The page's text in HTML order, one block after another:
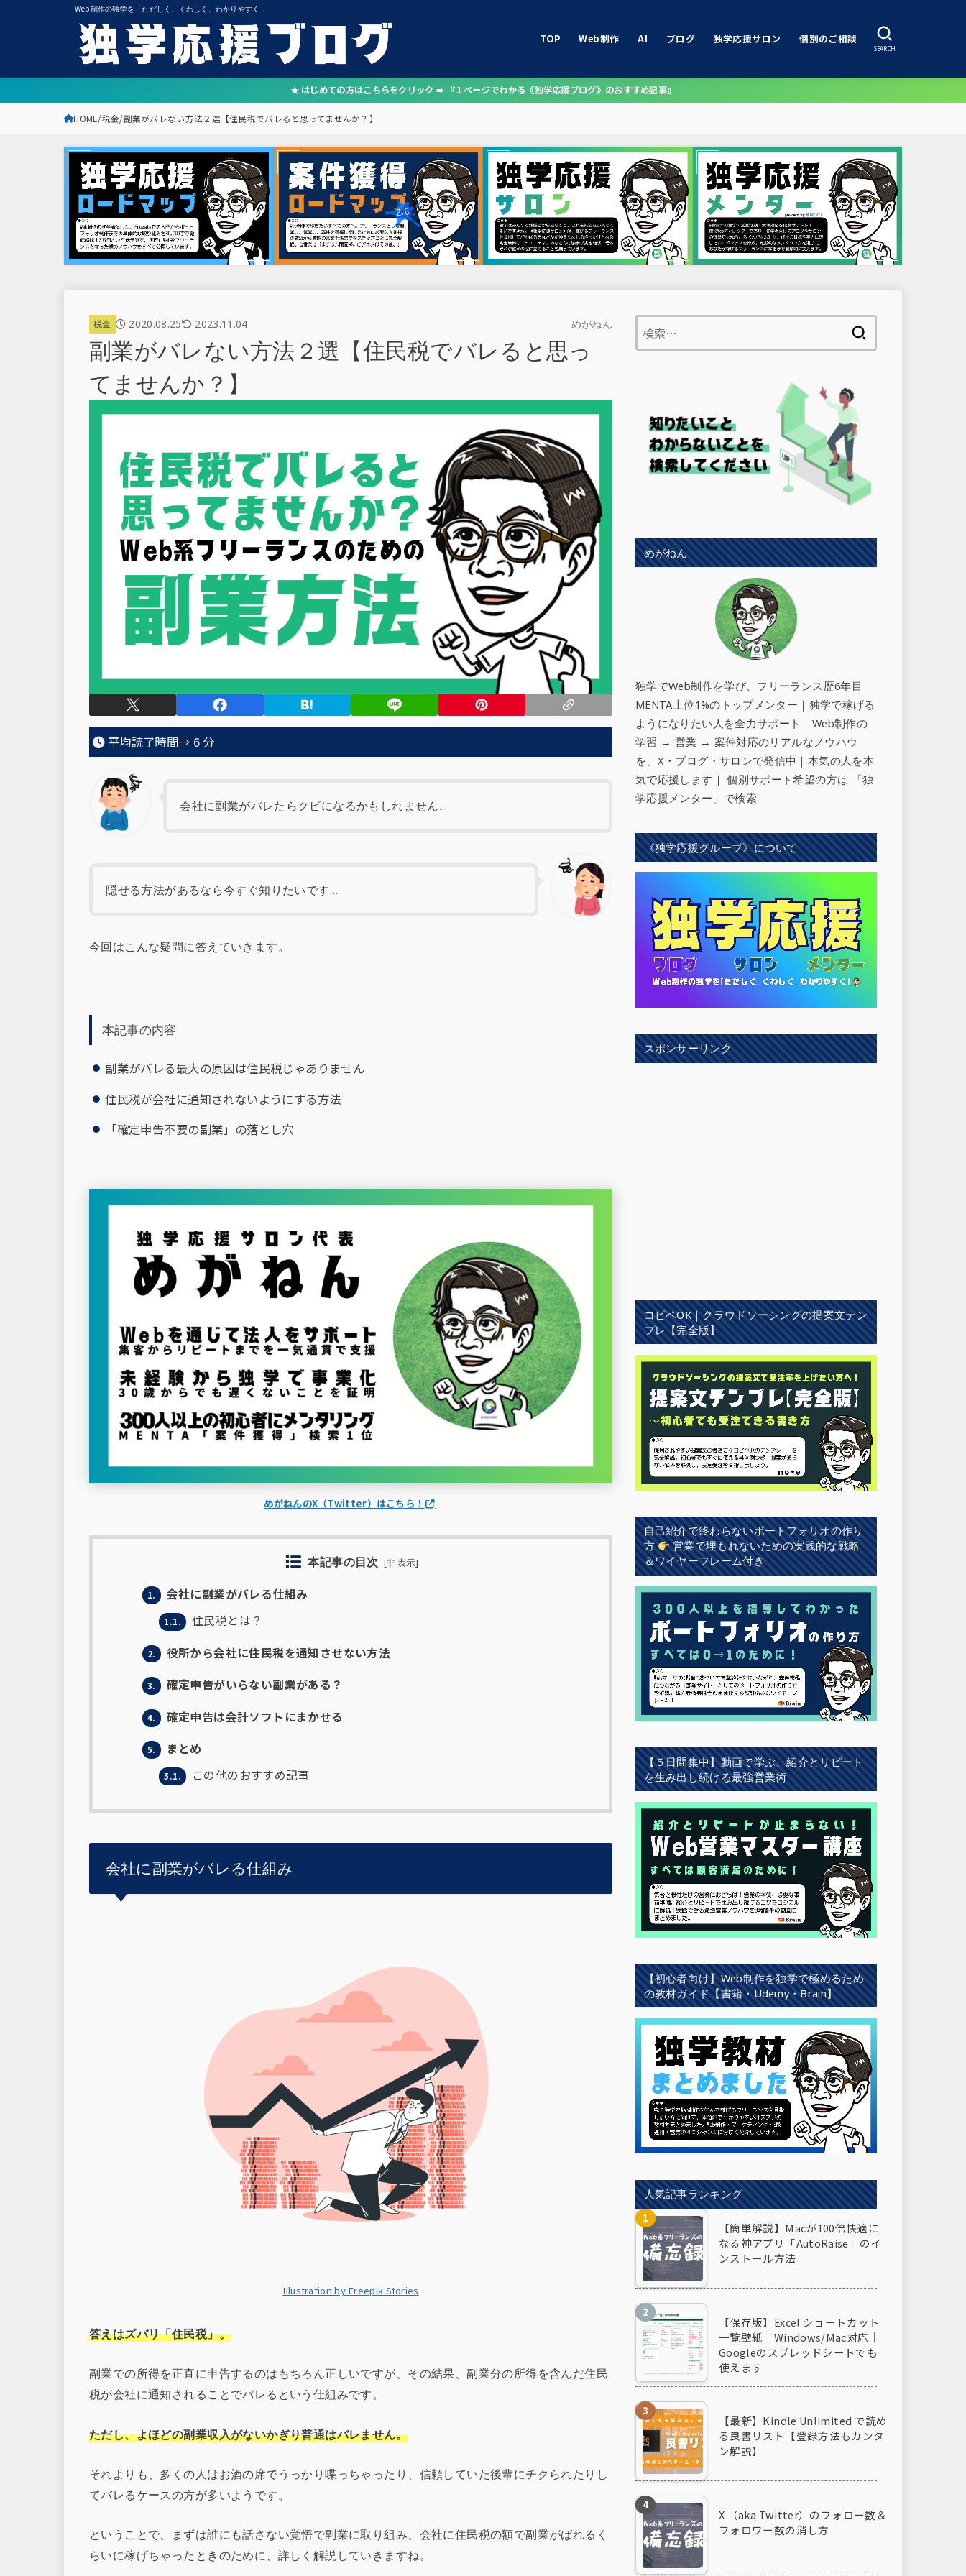
Web制作の独学を「ただしく、くわしく、わかりやすく」
TOP Web制作 AI ブログ 独学応援サロン 個別のご相談
SEARCH
★ はじめての方はこちらをクリック ➠ 『１ページでわかる《独学応援ブログ》のおすすめ記事』
HOME 税金 副業がバレない方法２選【住民税でバレると思ってませんか？】
税金 2020.08.25 2023.11.04 めがねん
副業がバレない方法２選【住民税でバレると思っ
てませんか？】
平均読了時間→ 6分
会社に副業がバレたらクビになるかもしれません…
隠せる方法があるなら今すぐ知りたいです…
今回はこんな疑問に答えていきます。
本記事の内容
副業がバレる最大の原因は住民税じゃありません
住民税が会社に通知されないようにする方法
「確定申告不要の副業」の落とし穴
めがねんのX（Twitter）はこちら！
本記事の目次 [非表示]
1. 会社に副業がバレる仕組み
1.1. 住民税とは？
2. 役所から会社に住民税を通知させない方法
3. 確定申告がいらない副業がある？
4. 確定申告は会計ソフトにまかせる
5. まとめ
5.1. この他のおすすめ記事
会社に副業がバレる仕組み
Illustration by Freepik Stories
答えはズバリ「住民税」。
副業での所得を正直に申告するのはもちろん正しいですが、その結果、副業分の所得を含んだ住民
税が会社に通知されることでバレるという仕組みです。
ただし、よほどの副業収入がないかぎり普通はバレません。
それよりも、多くの人はお酒の席でうっかり喋っちゃったり、信頼していた後輩にチクられたりし
てバレるケースの方が多いようです。
ということで、まずは誰にも話さない覚悟で副業に取り組み、会社に住民税の額で副業がばれるく
らいに稼げちゃったときのために、詳しく解説していきますね。
めがねん
独学でWeb制作を学び、フリーランス歴6年目｜
MENTA上位1%のトップメンター｜独学で稼げる
ようになりたい人を全力サポート ｜Web制作の
学習 → 営業 → 案件対応のリアルなノウハウ
を、X・ブログ・サロンで発信中｜本気の人を本
気で応援します｜ 個別サポート希望の方は 「独
学応援メンター」で検索
《独学応援グループ》について
スポンサーリンク
コピペOK｜クラウドソーシングの提案文テン
プレ【完全版】
自己紹介で終わらないポートフォリオの作り
方
営業で埋もれないための実践的な戦略
＆ワイヤーフレーム付き
【５日間集中】動画で学ぶ、紹介とリピート
を生み出し続ける最強営業術
【初心者向け】Web制作を独学で極めるため
の教材ガイド【書籍・Udemy・Brain】
人気記事ランキング
【簡単解説】Macが100倍快適に
なる神アプリ「AutoRaise」のイ
ンストール方法
【保存版】Excel ショートカット
一覧壁紙｜Windows/Mac対応｜
Googleのスプレッドシートでも
使えます
【最新】Kindle Unlimited で読め
る良書リスト【登録方法もカンタ
ン解説】
X （aka Twitter）のフォロー数＆
フォロワー数の消し方